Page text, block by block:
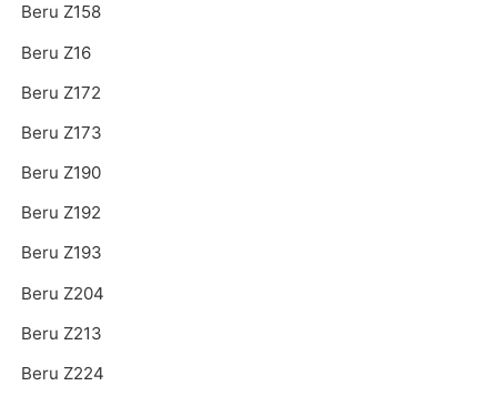
Beru Z158
Beru Z16
Beru Z172
Beru Z173
Beru Z190
Beru Z192
Beru Z193
Beru Z204
Beru Z213
Beru Z224